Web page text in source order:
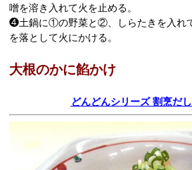
噌を溶き入れて火を止める。
❹土鍋に①の野菜と②、しらたきを入れ
を落として火にかける。
大根のかに餡かけ
どんどんシリーズ 割烹だ